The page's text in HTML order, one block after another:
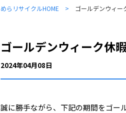
めらリサイクルHOME > ゴールデンウィー
ゴールデンウィーク休
2024年04月08日
誠に勝手ながら、下記の期間をゴー